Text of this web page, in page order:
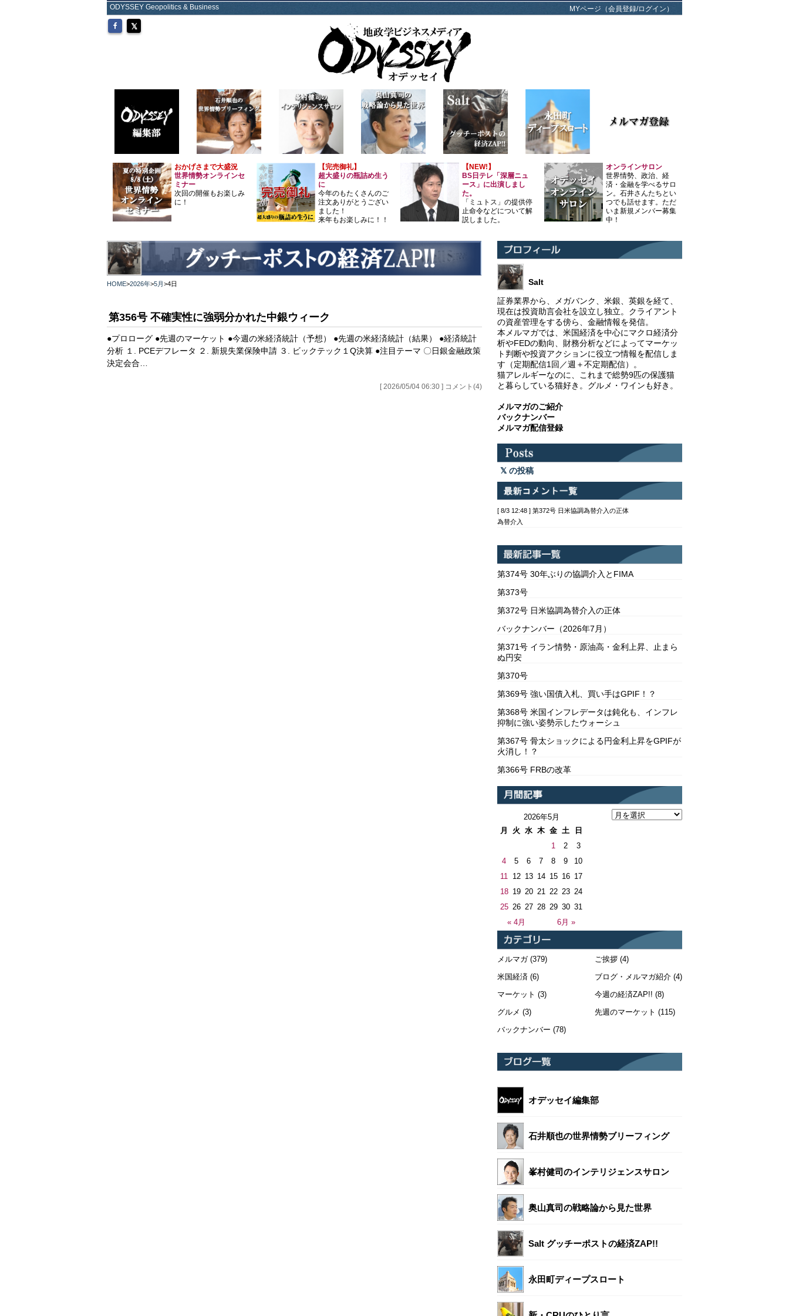
ODYSSEY Geopolitics & Business MYページ（会員登録/ログイン）
おかげさまで大盛況
世界情勢オンラインセ
ミナー
次回の開催もお楽しみ
に！
【完売御礼】
超大盛りの瓶詰め生う
に
今年のもたくさんのご
注文ありがとうござい
ました！
来年もお楽しみに！！
【NEW!】
BS日テレ「深層ニュ
ース」に出演しまし
た。
「ミュトス」の提供停
止命令などについて解
説しました。
オンラインサロン
世界情勢、政治、経
済・金融を学べるサロ
ン。石井さんたちとい
つでも話せます。ただ
いま新規メンバー募集
中！
HOME>2026年>5月 >4日
第356号 不確実性に強弱分かれた中銀ウィーク
●プロローグ ●先週のマーケット ●今週の米経済統計（予想） ●先週の米経済統計（結果） ●経済統計
分析 １. PCEデフレータ ２. 新規失業保険申請 ３. ビックテック１Q決算 ●注目テーマ 〇日銀金融政策
決定会合…
[ 2026/05/04 06:30 ] コメント(4)
Salt
証券業界から、メガバンク、米銀、英銀を経て、
現在は投資助言会社を設立し独立。クライアント
の資産管理をする傍ら、金融情報を発信。
本メルマガでは、米国経済を中心にマクロ経済分
析やFEDの動向、財務分析などによってマーケッ
ト判断や投資アクションに役立つ情報を配信しま
す（定期配信1回／週＋不定期配信）。
猫アレルギーなのに、これまで総勢9匹の保護猫
と暮らしている猫好き。グルメ・ワインも好き。
メルマガのご紹介
バックナンバー
メルマガ配信登録
の投稿
[ 8/3 12:48 ] 第372号 日米協調為替介入の正体
為替介入
第374号 30年ぶりの協調介入とFIMA
第373号
第372号 日米協調為替介入の正体
バックナンバー（2026年7月）
第371号 イラン情勢・原油高・金利上昇、止まら
ぬ円安
第370号
第369号 強い国債入札、買い手はGPIF！？
第368号 米国インフレデータは鈍化も、インフレ
抑制に強い姿勢示したウォーシュ
第367号 骨太ショックによる円金利上昇をGPIFが
火消し！？
第366号 FRBの改革
2026年5月
月
火 水 木 金 土 日
« 4月 6月 »
1 2
3
4
5 6 7 8 9
10
11 12 13 14 15 16 17
18 19 20 21 22 23 24
25 26 27 28 29 30 31
メルマガ(379)
米国経済 (6)
マーケット (3)
グルメ (3)
バックナンバー (78)
ご挨拶(4)
ブログ・メルマガ紹介(4)
今週の経済ZAP!! (8)
先週のマーケット (115)
オデッセイ編集部
石井順也の世界情勢ブリーフィング
峯村健司のインテリジェンスサロン
奥山真司の戦略論から見た世界
Salt グッチーポストの経済ZAP!!
永田町ディープスロート